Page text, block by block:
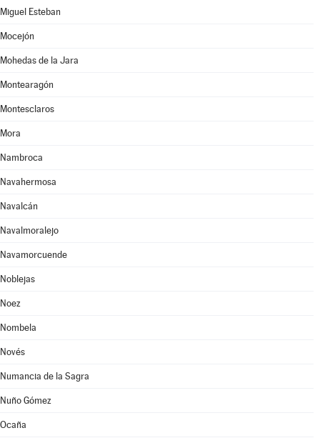
Miguel Esteban
Mocejón
Mohedas de la Jara
Montearagón
Montesclaros
Mora
Nambroca
Navahermosa
Navalcán
Navalmoralejo
Navamorcuende
Noblejas
Noez
Nombela
Novés
Numancia de la Sagra
Nuño Gómez
Ocaña